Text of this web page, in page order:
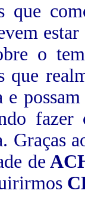
que
o
que
e
Graças
de